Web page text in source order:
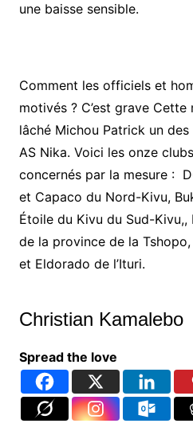
une baisse sensible.
Comment les officiels et
motivés ? C’est grave
lâché Michou Patrick un
AS Nika. Voici les onze
concernés par la mesure :
et Capaco du Nord-Kivu,
Étoile du Kivu du Sud-Kivu,,
de la province de la
et Eldorado de l’Ituri.
Christian Kamalebo
Spread the love